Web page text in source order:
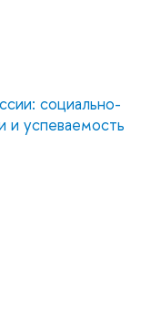
социально-
и успеваемость